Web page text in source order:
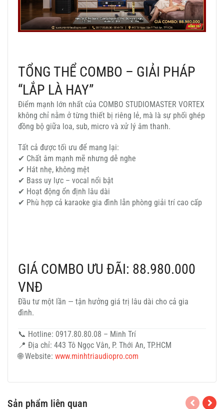
TỔNG THỂ COMBO – GIẢI PHÁP
“LẮP LÀ HAY”
Điểm mạnh lớn nhất của COMBO STUDIOMASTER VORTEX
không chỉ nằm ở từng thiết bị riêng lẻ, mà là sự phối ghép
đồng bộ giữa loa, sub, micro và xử lý âm thanh.
Tất cả được tối ưu để mang lại:
✔ Chất âm mạnh mẽ nhưng dễ nghe
✔ Hát nhẹ, không mệt
✔ Bass uy lực – vocal nổi bật
✔ Hoạt động ổn định lâu dài
✔ Phù hợp cả karaoke gia đình lẫn phòng giải trí cao cấp
GIÁ COMBO ƯU ĐÃI: 88.980.000
VNĐ
Đầu tư một lần — tận hưởng giá trị lâu dài cho cả gia
đình.
📞 Hotline: 0917.80.80.08 – Minh Trí
📍 Địa chỉ: 443 Tô Ngọc Vân, P. Thới An, TP.HCM
🌐 Website: www.minhtriaudiopro.com
Sản phẩm liên quan